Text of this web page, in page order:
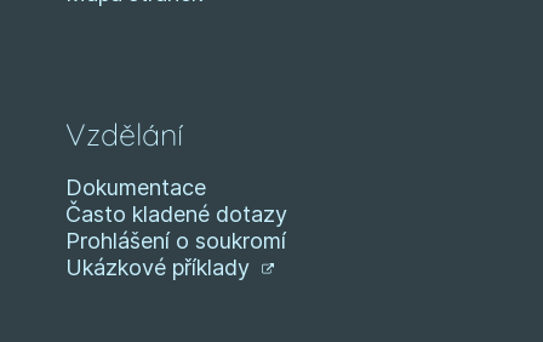
Vzdělání
Dokumentace
Často kladené dotazy
Prohlášení o soukromí
Ukázkové příklady